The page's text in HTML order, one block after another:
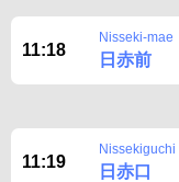
11:18
Nisseki-mae
日赤前
11:19
Nissekiguchi
日赤口